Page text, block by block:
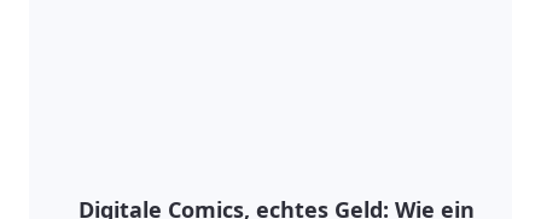
Digitale Comics, echtes Geld: Wie ein